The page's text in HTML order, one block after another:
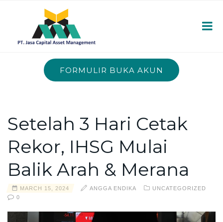
FORMULIR BUKA AKUN
Setelah 3 Hari Cetak
Rekor, IHSG Mulai
Balik Arah & Merana
MARCH 15, 2024 ANGGA ENDIKA
UNCATEGORIZED
0